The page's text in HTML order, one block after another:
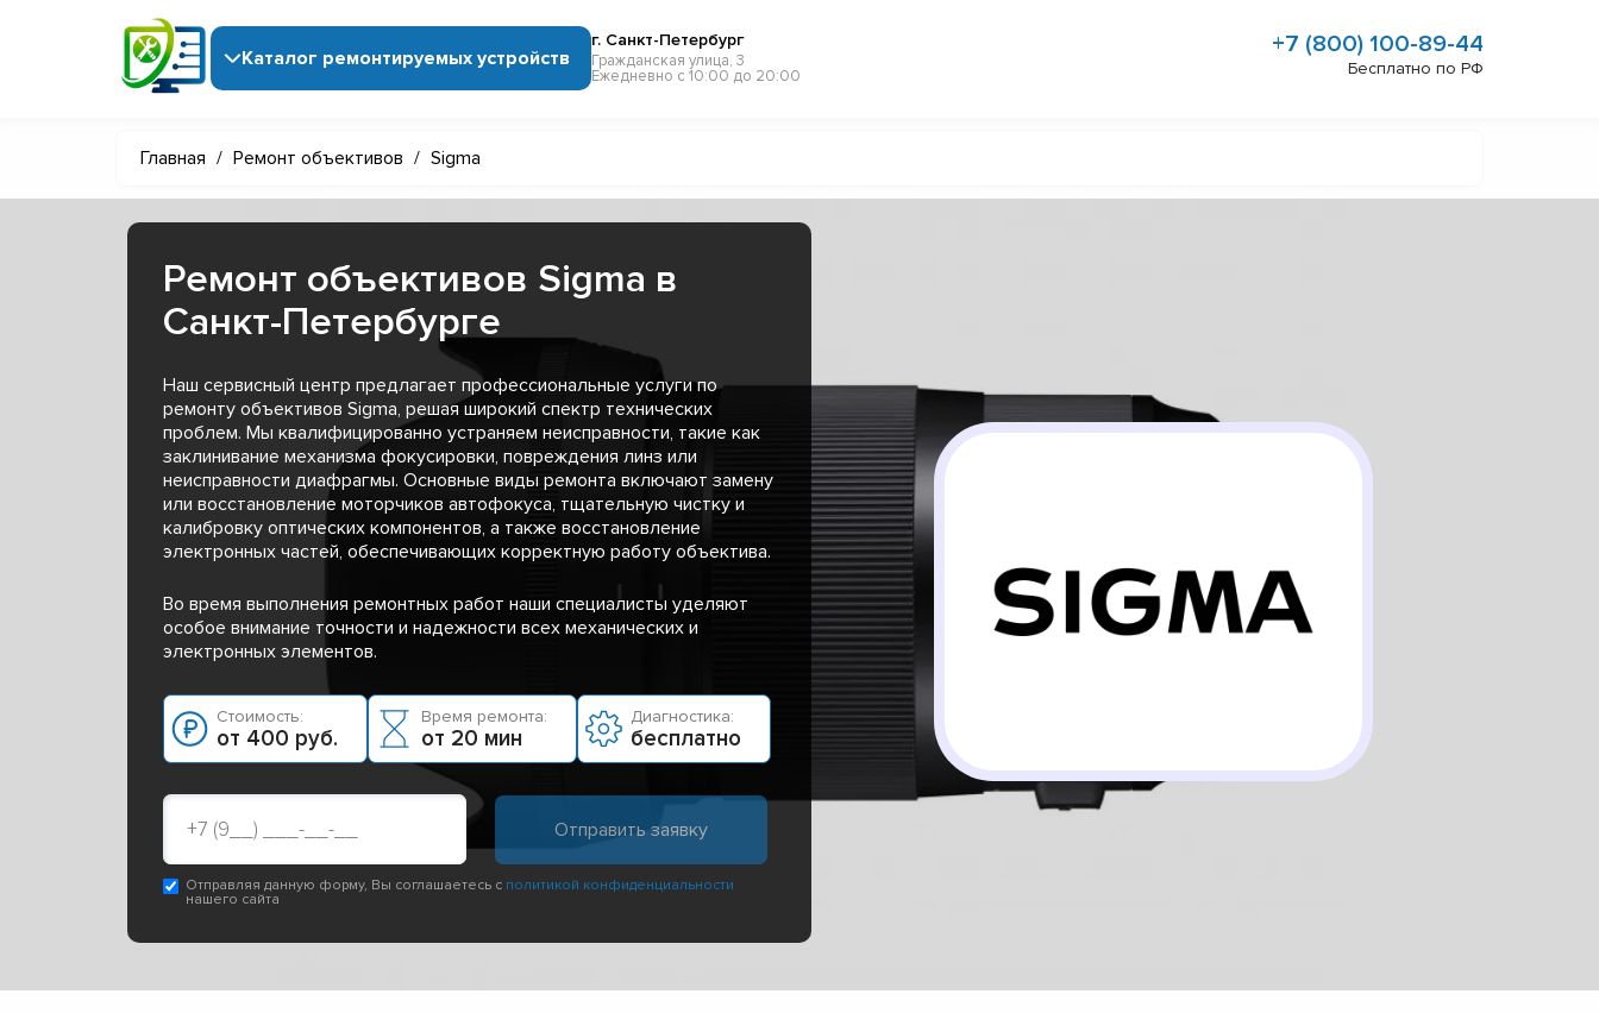
Каталог ремонтируемых устройств
г. Санкт-Петербург
Гражданская улица, 3
Ежедневно с 10:00 до 20:00
+7 (800) 100-89-44
Бесплатно по РФ
Главная / Ремонт объективов / Sigma
Ремонт объективов Sigma в
Санкт-Петербурге
Наш сервисный центр предлагает профессиональные услуги по
ремонту объективов Sigma, решая широкий спектр технических
проблем. Мы квалифицированно устраняем неисправности, такие как
заклинивание механизма фокусировки, повреждения линз или
неисправности диафрагмы. Основные виды ремонта включают замену
или восстановление моторчиков автофокуса, тщательную чистку и
калибровку оптических компонентов, а также восстановление
электронных частей, обеспечивающих корректную работу объектива.
Во время выполнения ремонтных работ наши специалисты уделяют
особое внимание точности и надежности всех механических и
электронных элементов.
Стоимость:
от 400 руб.
Время ремонта:
от 20 мин
Диагностика:
бесплатно
Отправляя данную форму, Вы соглашаетесь с политикой конфиденциальности
нашего сайта